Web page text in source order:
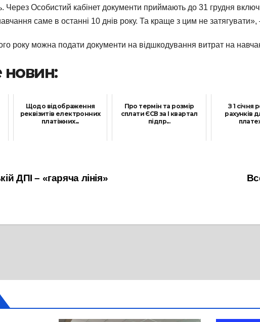
Через Особистий кабінет документи приймають до 31 грудня
саме в останні 10 днів року. Та краще з цим не затягувати»,
року можна подати документи на відшкодування витрат на
Щодо відображення
реквізитів електронних
платіжних...
Про термін та розмір
сплати ЄСВ за I квартал
підпр...
З 1 січня
рахунків
ДПІ – «гаряча лінія»